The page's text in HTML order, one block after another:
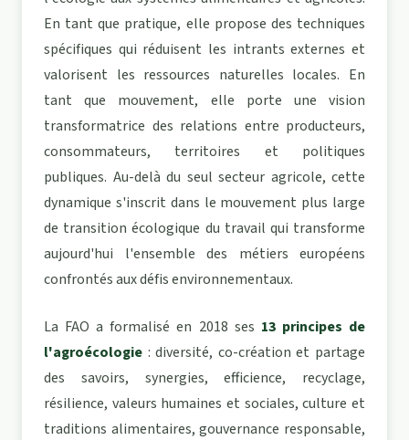
En tant que pratique, elle propose des techniques
spécifiques qui réduisent les intrants externes et
valorisent les ressources naturelles locales. En
tant que mouvement, elle porte une vision
transformatrice des relations entre producteurs,
consommateurs, territoires et politiques
publiques. Au-delà du seul secteur agricole, cette
dynamique s'inscrit dans le mouvement plus large
de transition écologique du travail qui transforme
aujourd'hui l'ensemble des métiers européens
confrontés aux défis environnementaux.
La FAO a formalisé en 2018 ses 13 principes de
l'agroécologie : diversité, co-création et partage
des savoirs, synergies, efficience, recyclage,
résilience, valeurs humaines et sociales, culture et
traditions alimentaires, gouvernance responsable,